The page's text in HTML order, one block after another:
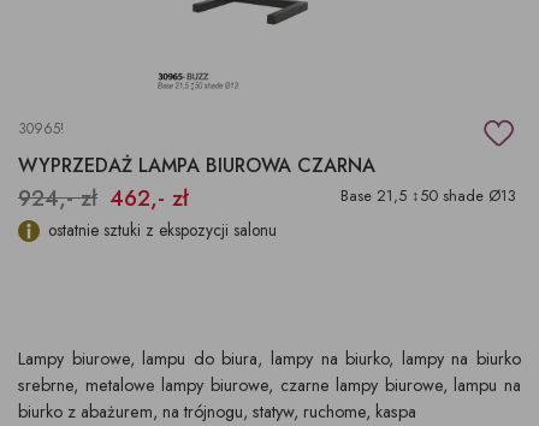
30965!
WYPRZEDAŻ LAMPA BIUROWA CZARNA
924,- zł 462,- zł Base 21,5 ↕50 shade Ø13
ostatnie sztuki z ekspozycji salonu
Lampy biurowe, lampu do biura, lampy na biurko, lampy na biurko
srebrne, metalowe lampy biurowe, czarne lampy biurowe, lampu na
biurko z abażurem, na trójnogu, statyw, ruchome, kaspa